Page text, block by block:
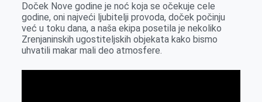
rnA
p
p
i
l
Doček Nove godine je noć koja se očekuje cele
godine, oni najveći ljubitelji provoda, doček počinju
već u toku dana, a naša ekipa posetila je nekoliko
Zrenjaninskih ugostiteljskih objekata kako bismo
uhvatili makar mali deo atmosfere.